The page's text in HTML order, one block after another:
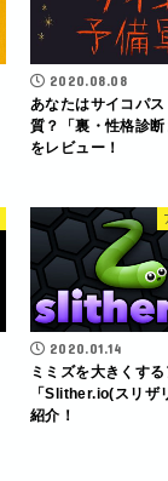
2020.08.08
あなたはサイコパ
質？「裏・性格診断
をレビュー！
2020.01.14
ミミズを大きくする
「Slither.io(スリザ
紹介！